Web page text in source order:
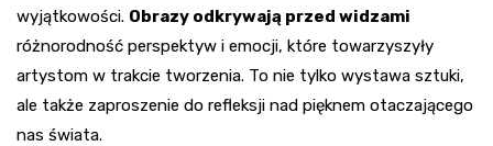
wyjątkowości. Obrazy odkrywają przed widzami
różnorodność perspektyw i emocji, które towarzyszyły
artystom w trakcie tworzenia. To nie tylko wystawa sztuki,
ale także zaproszenie do refleksji nad pięknem otaczającego
nas świata.